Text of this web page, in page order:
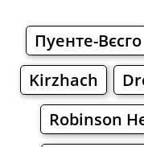
Пуенте-Вєсго
Kirzhach
Robinson